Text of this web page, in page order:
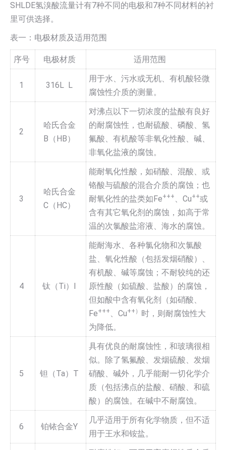
SHLDE氢溴酸流量计有7种不同的电极和7种不同材料的衬
里可供选择。
表一：电极材质及适用范围
序号 电极材质 适用范围
1 316L L
用于水、污水或无机、有机酸轻微
腐蚀性介质的测量。
2
哈氏合金
B（HB）
对沸点以下一切浓度的盐酸有良好
的耐腐蚀性，也耐硫酸、磷酸、氢
氟酸、有机酸等非氧化性酸、碱、
非氧化盐液的腐蚀。
3
哈氏合金
C（HC）
能耐氧化性酸，如硝酸、混酸、或
铬酸与硫酸的混合介质的腐蚀；也
耐氧化性的盐类如Fe+++ 、Cu++或
含有其它氧化剂的腐蚀，如高于常
温的次氯酸盐溶液、海水的腐蚀。
4 钛（Ti）I
能耐海水、各种氯化物和次氯酸
盐、氧化性酸（包括发烟硝酸）、
有机酸、碱等腐蚀；不耐较纯的还
原性酸（如硫酸、盐酸）的腐蚀，
但如酸中含有氧化剂（如硝酸、
Fe+++ 、Cu++） 时，则耐腐蚀性大
为降低。
5 钽（Ta）T
具有优良的耐腐蚀性，和玻璃很相
似。除了氢氟酸、发烟硫酸、发烟
硝酸、碱外，几乎能耐一切化学介
质（包括沸点的盐酸、硝酸、和硫
酸）的腐蚀。在碱中不耐腐蚀。
6 铂铱合金Y
几乎适用于所有化学物质，但不适
用于王水和铵盐。